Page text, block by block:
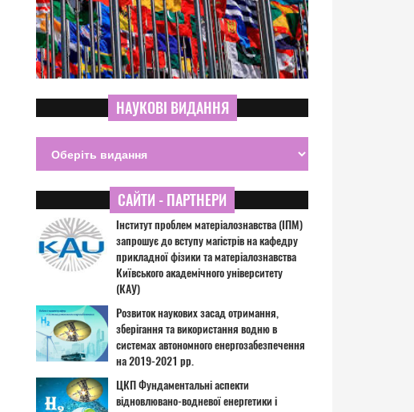
НАУКОВІ ВИДАННЯ
САЙТИ - ПАРТНЕРИ
Інститут проблем матеріалознавства (ІПМ)
запрошує до вступу магістрів на кафедру
прикладної фізики та матеріалознавства
Київського академічного університету
(КАУ)
Розвиток наукових засад отримання,
зберігання та використання водню в
системах автономного енергозабезпечення
на 2019-2021 рр.
ЦКП Фундаментальні аспекти
відновлювано-водневої енергетики і